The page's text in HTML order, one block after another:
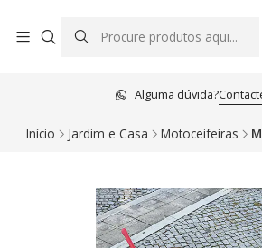
Alguma dúvida?
Início Jardim e Casa Motoceifeiras